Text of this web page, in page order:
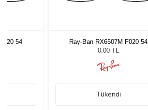
54
Ray-Ban RX6507M F020 54
0,00 TL
Tükendi